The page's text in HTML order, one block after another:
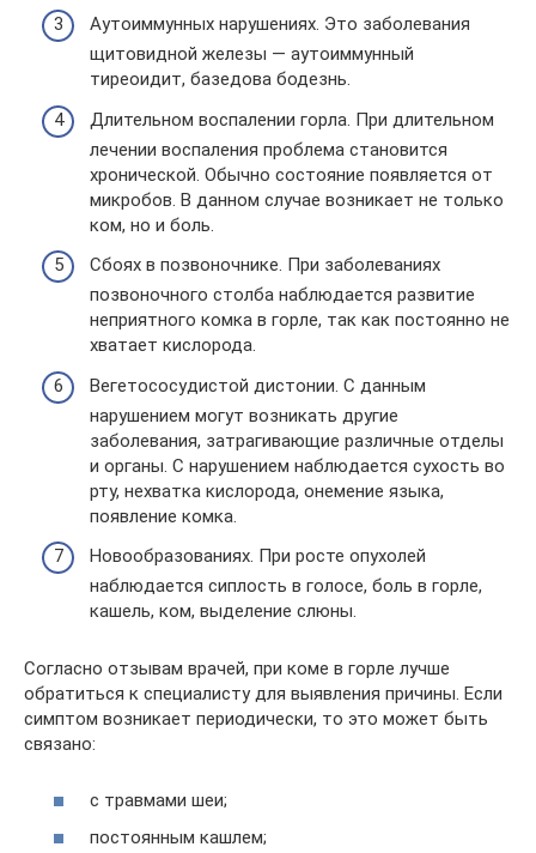
Аутоиммунных нарушениях. Это заболевания
щитовидной железы — аутоиммунный
тиреоидит, базедова бодезнь.
Длительном воспалении горла. При длительном
лечении воспаления проблема становится
хронической. Обычно состояние появляется от
микробов. В данном случае возникает не только
ком, но и боль.
Сбоях в позвоночнике. При заболеваниях
позвоночного столба наблюдается развитие
неприятного комка в горле, так как постоянно не
хватает кислорода.
Вегетососудистой дистонии. С данным
нарушением могут возникать другие
заболевания, затрагивающие различные отделы
и органы. С нарушением наблюдается сухость во
рту, нехватка кислорода, онемение языка,
появление комка.
Новообразованиях. При росте опухолей
наблюдается сиплость в голосе, боль в горле,
кашель, ком, выделение слюны.
Согласно отзывам врачей, при коме в горле лучше
обратиться к специалисту для выявления причины. Если
симптом возникает периодически, то это может быть
связано:
с травмами шеи;
постоянным кашлем;